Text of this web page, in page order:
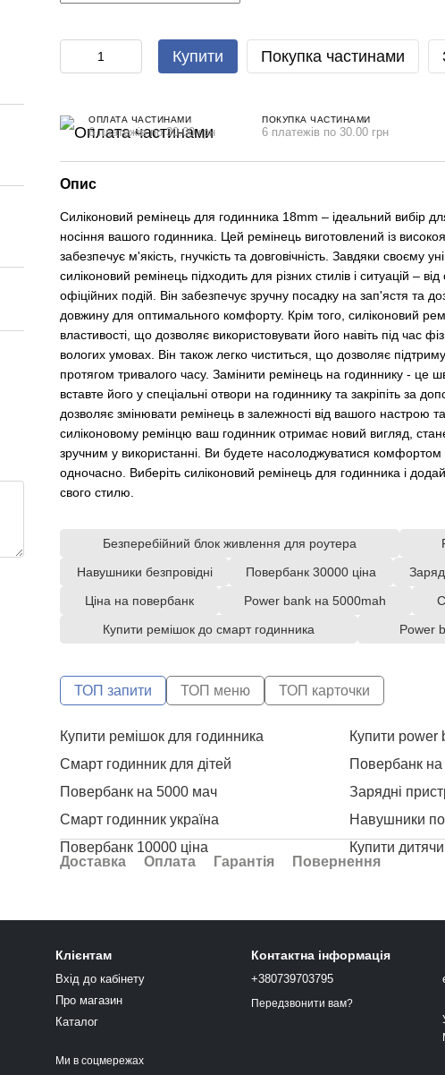
Купити Покупка частинами
ОПЛАТА ЧАСТИНАМИ
6 платежів по 30.00 грн
ПОКУПКА ЧАСТИНАМИ
6 платежів по 30.00 грн
Опис
Силіконовий ремінець для годинника 18mm – ідеальний вибір
носіння вашого годинника. Цей ремінець виготовлений із
забезпечує м'якість, гнучкість та довговічність. Завдяки своєму
силіконовий ремінець підходить для різних стилів і ситуацій –
офіційних подій. Він забезпечує зручну посадку на зап'ястя та
довжину для оптимального комфорту. Крім того, силіконовий
властивості, що дозволяє використовувати його навіть під час
вологих умовах. Він також легко чиститься, що дозволяє
протягом тривалого часу. Замінити ремінець на годиннику - це
вставте його у спеціальні отвори на годиннику та закріпіть за
дозволяє змінювати ремінець в залежності від вашого настрою
силіконовому ремінцю ваш годинник отримає новий вигляд,
зручним у використанні. Ви будете насолоджуватися
одночасно. Виберіть силіконовий ремінець для годинника і
свого стилю.
Безперебійний блок живлення для роутера
Навушники безпровідні
Повербанк 30000 ціна
Ціна на повербанк
Power bank на 5000mah
Купити ремішок до смарт годинника
Power
ТОП запити ТОП меню ТОП карточки
Купити ремішок для годинника
Купити power
Смарт годинник для дітей
Повербанк
Повербанк на 5000 мач
Зарядні
Смарт годинник україна
Навушники
Повербанк 10000 ціна
Купити
Смарт годинник жіночий купити
Дбж для
Купити кабель usb type c
Купити
Нейлоновий
Мережевий
Доставка Оплата Гарантія Повернення
Клієнтам
Вхід до кабінету
Про магазин
Каталог
Ми в соцмережах
Контактна інформація
+380739703795
Передзвонити вам?